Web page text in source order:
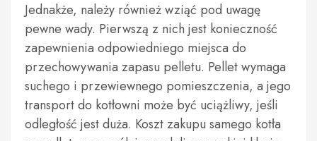
Jednakże, należy również wziąć pod uwagę
pewne wady. Pierwszą z nich jest konieczność
zapewnienia odpowiedniego miejsca do
przechowywania zapasu pelletu. Pellet wymaga
suchego i przewiewnego pomieszczenia, a jego
transport do kotłowni może być uciążliwy, jeśli
odległość jest duża. Koszt zakupu samego kotła